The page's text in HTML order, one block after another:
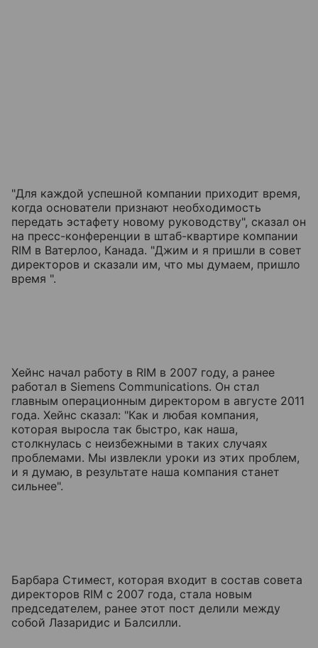
"Для каждой успешной компании приходит время,
когда основатели признают необходимость
передать эстафету новому руководству", сказал он
на пресс-конференции в штаб-квартире компании
RIM в Ватерлоо, Канада. "Джим и я пришли в совет
директоров и сказали им, что мы думаем, пришло
время ".
Хейнс начал работу в RIM в 2007 году, а ранее
работал в Siemens Communications. Он стал
главным операционным директором в августе 2011
года. Хейнс сказал: "Как и любая компания,
которая выросла так быстро, как наша,
столкнулась с неизбежными в таких случаях
проблемами. Мы извлекли уроки из этих проблем,
и я думаю, в результате наша компания станет
сильнее".
Барбара Стимест, которая входит в состав совета
директоров RIM с 2007 года, стала новым
председателем, ранее этот пост делили между
собой Лазаридис и Балсилли.